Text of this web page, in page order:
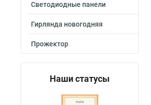
Светодиодные панели
Гирлянда новогодняя
Прожектор
Наши статусы